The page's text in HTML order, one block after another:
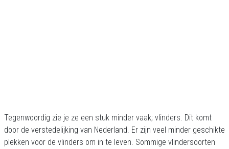
Tegenwoordig zie je ze een stuk minder vaak; vlinders. Dit komt
door de verstedelijking van Nederland. Er zijn veel minder geschikte
plekken voor de vlinders om in te leven. Sommige vlindersoorten